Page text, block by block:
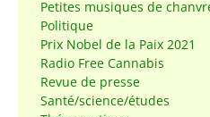
Petites musiques de
Politique
Prix Nobel de la Paix 2021
Radio Free Cannabis
Revue de presse
Santé/science/études